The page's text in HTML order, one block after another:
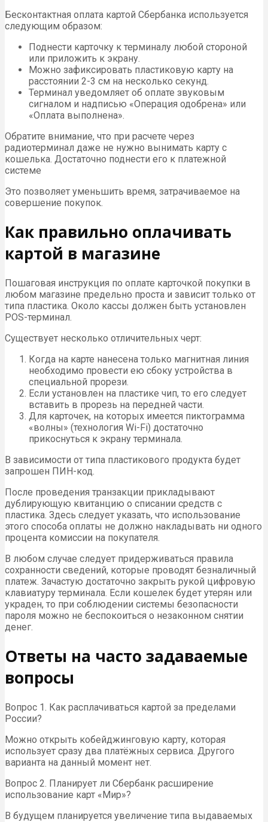
Бесконтактная оплата картой Сбербанка используется
следующим образом:
Поднести карточку к терминалу любой стороной
или приложить к экрану.
Можно зафиксировать пластиковую карту на
расстоянии 2-3 см на несколько секунд.
Терминал уведомляет об оплате звуковым
сигналом и надписью «Операция одобрена» или
«Оплата выполнена».
Обратите внимание, что при расчете через
радиотерминал даже не нужно вынимать карту с
кошелька. Достаточно поднести его к платежной
системе
Это позволяет уменьшить время, затрачиваемое на
совершение покупок.
Как правильно оплачивать
картой в магазине
Пошаговая инструкция по оплате карточкой покупки в
любом магазине предельно проста и зависит только от
типа пластика. Около кассы должен быть установлен
POS-терминал.
Существует несколько отличительных черт:
Когда на карте нанесена только магнитная линия
необходимо провести ею сбоку устройства в
специальной прорези.
Если установлен на пластике чип, то его следует
вставить в прорезь на передней части.
Для карточек, на которых имеется пиктограмма
«волны» (технология Wi-Fi) достаточно
прикоснуться к экрану терминала.
В зависимости от типа пластикового продукта будет
запрошен ПИН-код.
После проведения транзакции прикладывают
дублирующую квитанцию о списании средств с
пластика. Здесь следует указать, что использование
этого способа оплаты не должно накладывать ни одного
процента комиссии на покупателя.
В любом случае следует придерживаться правила
сохранности сведений, которые проводят безналичный
платеж. Зачастую достаточно закрыть рукой цифровую
клавиатуру терминала. Если кошелек будет утерян или
украден, то при соблюдении системы безопасности
пароля можно не беспокоиться о незаконном снятии
денег.
Ответы на часто задаваемые
вопросы
Вопрос 1. Как расплачиваться картой за пределами
России?
Можно открыть кобейджинговую карту, которая
использует сразу два платёжных сервиса. Другого
варианта на данный момент нет.
Вопрос 2. Планирует ли Сбербанк расширение
использование карт «Мир»?
В будущем планируется увеличение типа выдаваемых